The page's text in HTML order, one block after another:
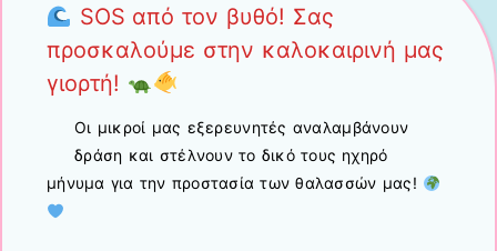
SOS από τον βυθό! Σας
προσκαλούμε στην καλοκαιρινή μας
γιορτή!
Οι μικροί μας εξερευνητές αναλαμβάνουν
δράση και στέλνουν το δικό τους ηχηρό
μήνυμα για την προστασία των θαλασσών μας!